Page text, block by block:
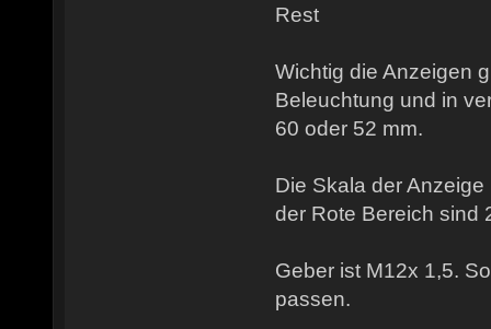
Rest
Wichtig die Anzeigen
Beleuchtung und in
60 oder 52 mm.
Die Skala der
der Rote Bereich sind
Geber ist M12x 1,5.
passen.